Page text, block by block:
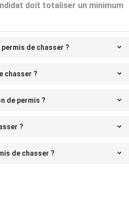
doit totaliser un minimum
de chasser ?
chasser ?
de permis ?
?
de chasser ?